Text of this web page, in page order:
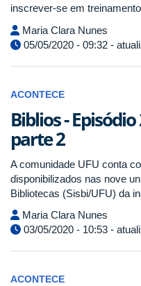
inscrever-se em
Maria Clara Nunes
05/05/2020 - 09:32 -
ACONTECE
Biblios -
parte 2
A comunidade UFU conta
disponibilizados nas nove
Bibliotecas (Sisbi/UFU) da
Maria Clara Nunes
03/05/2020 - 10:53 -
ACONTECE